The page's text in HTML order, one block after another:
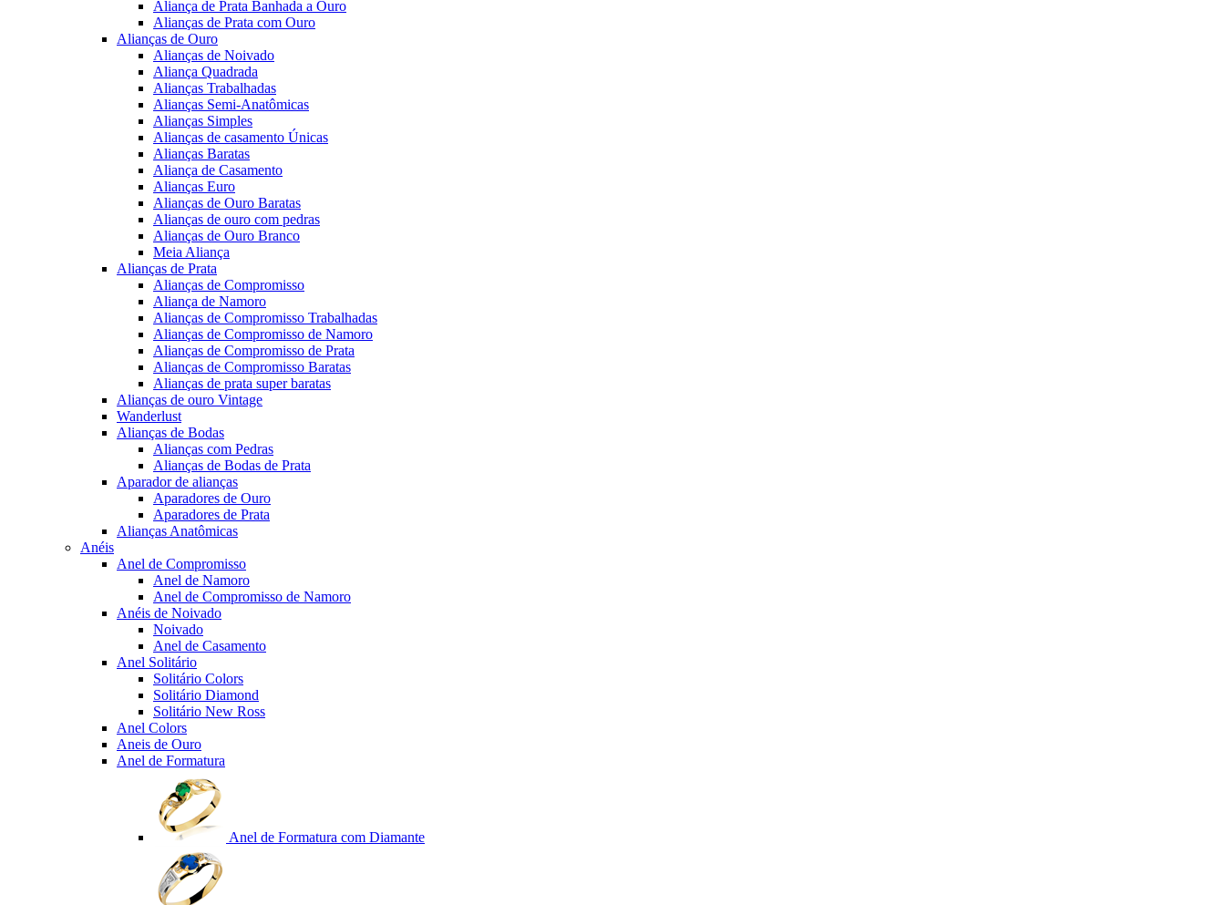
Aliança de Prata Banhada a Ouro
Alianças de Prata com Ouro
Alianças de Ouro
Alianças de Noivado
Aliança Quadrada
Alianças Trabalhadas
Alianças Semi-Anatômicas
Alianças Simples
Alianças de casamento Únicas
Alianças Baratas
Aliança de Casamento
Alianças Euro
Alianças de Ouro Baratas
Alianças de ouro com pedras
Alianças de Ouro Branco
Meia Aliança
Alianças de Prata
Alianças de Compromisso
Aliança de Namoro
Alianças de Compromisso Trabalhadas
Alianças de Compromisso de Namoro
Alianças de Compromisso de Prata
Alianças de Compromisso Baratas
Alianças de prata super baratas
Alianças de ouro Vintage
Wanderlust
Alianças de Bodas
Alianças com Pedras
Alianças de Bodas de Prata
Aparador de alianças
Aparadores de Ouro
Aparadores de Prata
Alianças Anatômicas
Anéis
Anel de Compromisso
Anel de Namoro
Anel de Compromisso de Namoro
Anéis de Noivado
Noivado
Anel de Casamento
Anel Solitário
Solitário Colors
Solitário Diamond
Solitário New Ross
Anel Colors
Aneis de Ouro
Anel de Formatura
Anel de Formatura com Diamante